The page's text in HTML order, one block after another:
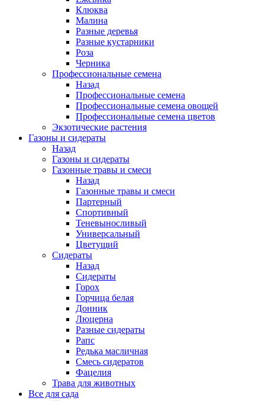
Клюква
Малина
Разные деревья
Разные кустарники
Роза
Черника
Профессиональные семена
Назад
Профессиональные семена
Профессиональные семена овощей
Профессиональные семена цветов
Экзотические растения
Газоны и сидераты
Назад
Газоны и сидераты
Газонные травы и смеси
Назад
Газонные травы и смеси
Партерный
Спортивный
Теневыносливый
Универсальный
Цветущий
Сидераты
Назад
Сидераты
Горох
Горчица белая
Донник
Люцерна
Разные сидераты
Рапс
Редька масличная
Смесь сидератов
Фацелия
Трава для животных
Все для сада